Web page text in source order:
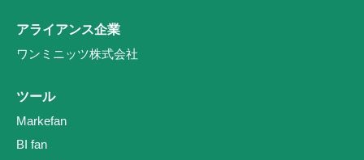
アライアンス企業
ワンミニッツ株式会社
ツール
Markefan
BI fan